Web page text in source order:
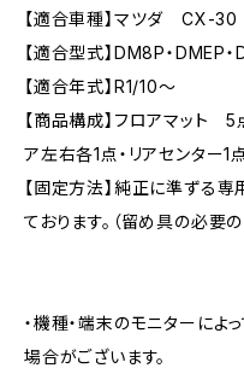
【適合車種】マツダ CX-30
【適合型式】DM8P・DMEP
【適合年式】R1/10〜
【商品構成】フロアマット 5
ア左右各1点・リアセンター1点
【固定方法】純正に準ずる
ております。（留め具の必要
・機種・端末のモニターによ
場合がございます。